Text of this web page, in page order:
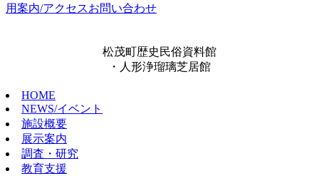
用案内/アクセスお問い合わせ
松茂町歴史民俗資料館
・人形浄瑠璃芝居館
HOME
NEWS/イベント
施設概要
展示案内
調査・研究
教育支援